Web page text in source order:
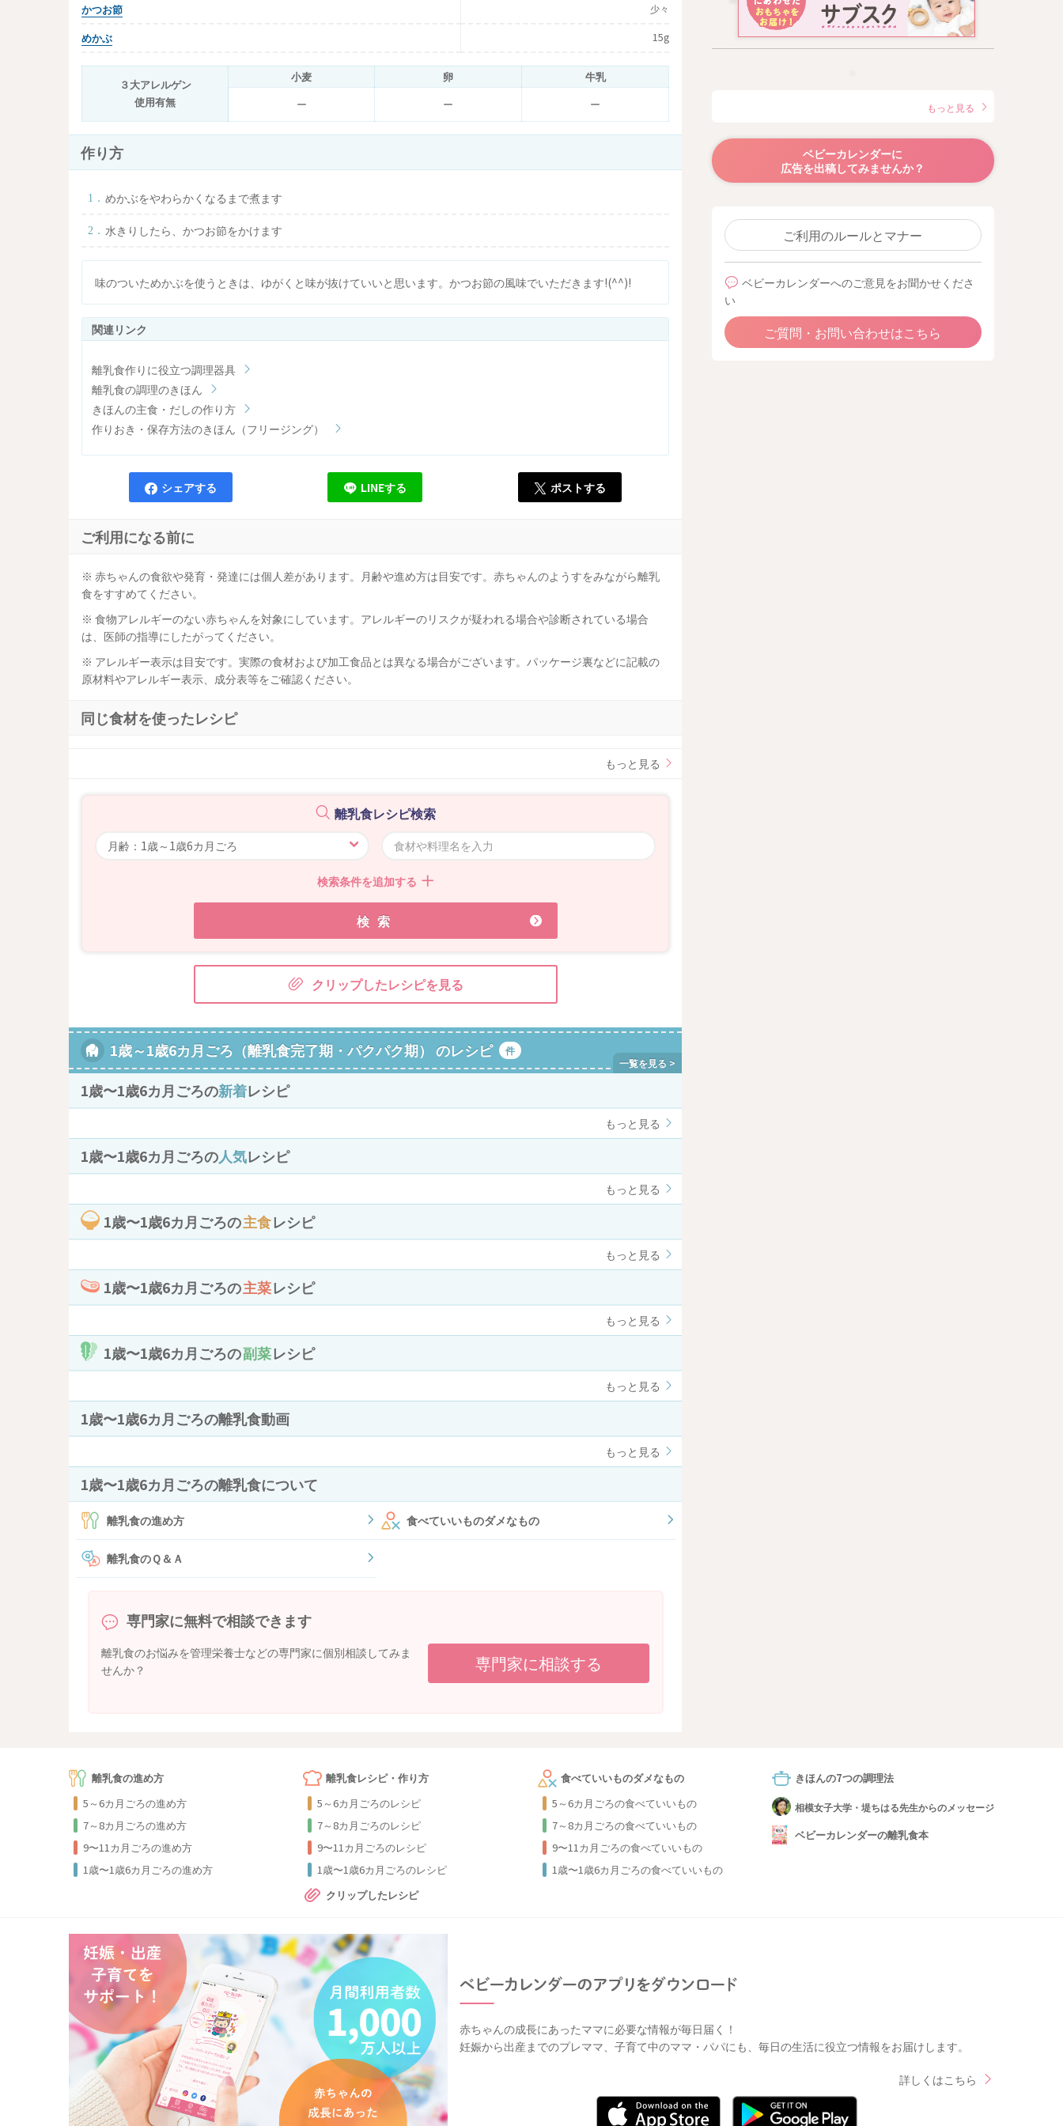
かつお節 少々
めかぶ 15g
３大アレルゲン
使用有無
小麦 卵
牛乳
ー
ー ー
作り方
めかぶをやわらかくなるまで煮ます
水きりしたら、かつお節をかけます
味のついためかぶを使うときは、ゆがくと味が抜けていいと思います。かつお節の風味でいただきます!(^^)!
離乳食作りに役立つ調理器具
離乳食の調理のきほん
きほんの主食・だしの作り方
作りおき・保存方法のきほん（フリージング）
シェアする LINEする ポストする
ご利用になる前に
※ 赤ちゃんの食欲や発育・発達には個人差があります。月齢や進め方は目安です。赤ちゃんのようすをみながら離乳
食をすすめてください。
※ 食物アレルギーのない赤ちゃんを対象にしています。アレルギーのリスクが疑われる場合や診断されている場合
は、医師の指導にしたがってください。
※ アレルギー表示は目安です。実際の食材および加工食品とは異なる場合がございます。パッケージ裏などに記載の
原材料やアレルギー表示、成分表等をご確認ください。
同じ食材を使ったレシピ
もっと見る
離乳食レシピ検索
検索条件を追加する
検索
クリップしたレシピを見る
1歳～1歳6カ月ごろ（離乳食完了期・パクパク期） のレシピ 件
1歳〜1歳6カ月ごろの新着レシピ
もっと見る
1歳〜1歳6カ月ごろの人気レシピ
もっと見る
1歳〜1歳6カ月ごろの主食レシピ
もっと見る
1歳〜1歳6カ月ごろの主菜レシピ
もっと見る
1歳〜1歳6カ月ごろの副菜レシピ
もっと見る
1歳〜1歳6カ月ごろの離乳食動画
もっと見る
1歳〜1歳6カ月ごろの離乳食について
離乳食の進め方 食べていいものダメなもの
離乳食のＱ＆Ａ
専門家に無料で相談できます
離乳食のお悩みを管理栄養士などの専門家に個別相談してみま
せんか？
専門家に相談する
もっと見る
ベビーカレンダーに
広告を出稿してみませんか？
ご利用のルールとマナー
ベビーカレンダーへのご意見をお聞かせくださ
い
ご質問・お問い合わせはこちら
離乳食の進め方
5～6カ月ごろの進め方
7～8カ月ごろの進め方
9〜11カ月ごろの進め方
1歳〜1歳6カ月ごろの進め方
離乳食レシピ・作り方
5～6カ月ごろのレシピ
7～8カ月ごろのレシピ
9〜11カ月ごろのレシピ
1歳〜1歳6カ月ごろのレシピ
クリップしたレシピ
食べていいものダメなもの
5～6カ月ごろの食べていいもの
7～8カ月ごろの食べていいもの
9〜11カ月ごろの食べていいもの
1歳〜1歳6カ月ごろの食べていいもの
きほんの7つの調理法
相模女子大学・堤ちはる先生からのメッセージ
ベビーカレンダーの離乳食本
赤ちゃんの成長にあったママに必要な情報が毎日届く！
妊娠から出産までのプレママ、子育て中のママ・パパにも、毎日の生活に役立つ情報をお届けします。
詳しくはこちら